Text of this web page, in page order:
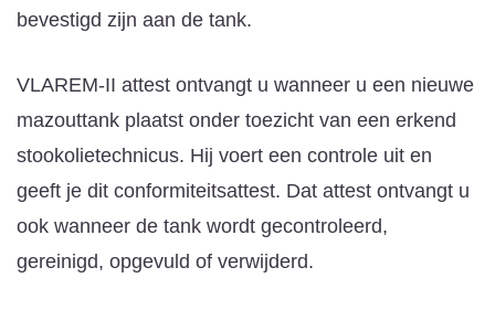
bevestigd zijn aan de tank.
VLAREM-II attest ontvangt u wanneer u een nieuwe
mazouttank plaatst onder toezicht van een erkend
stookolietechnicus. Hij voert een controle uit en
geeft je dit conformiteitsattest. Dat attest ontvangt u
ook wanneer de tank wordt gecontroleerd,
gereinigd, opgevuld of verwijderd.